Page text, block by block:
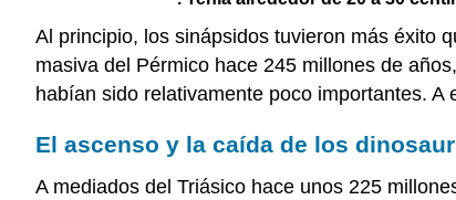
Al principio, los sinápsidos tuvieron más éxito
masiva del Pérmico hace 245 millones de
habían sido relativamente poco importantes. A
El ascenso y la caída de los
A mediados del Triásico hace unos 225